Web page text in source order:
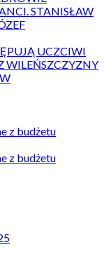
STANISŁAW
UCZCIWI
WILEŃSZCZYZNY
z budżetu
z budżetu